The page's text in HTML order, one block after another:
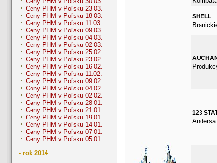
Ceny PHM v Poľsku 23.03.
Ceny PHM v Poľsku 18.03.
Ceny PHM v Poľsku 11.03.
Ceny PHM v Poľsku 09.03.
Ceny PHM v Poľsku 04.03.
Ceny PHM v Poľsku 02.03.
Ceny PHM v Poľsku 25.02.
Ceny PHM v Poľsku 23.02.
Ceny PHM v Poľsku 16.02.
Ceny PHM v Poľsku 11.02.
Ceny PHM v Poľsku 09.02.
Ceny PHM v Poľsku 04.02.
Ceny PHM v Poľsku 02.02.
Ceny PHM v Poľsku 28.01.
Ceny PHM v Poľsku 21.01.
Ceny PHM v Poľsku 19.01.
Ceny PHM v Poľsku 14.01.
Ceny PHM v Poľsku 07.01.
Ceny PHM v Poľsku 05.01.
- rok 2014
SHELL
123
Andersa